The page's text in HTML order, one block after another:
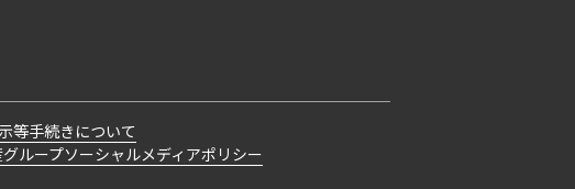
等手続きについて
ループソーシャルメディアポリシー